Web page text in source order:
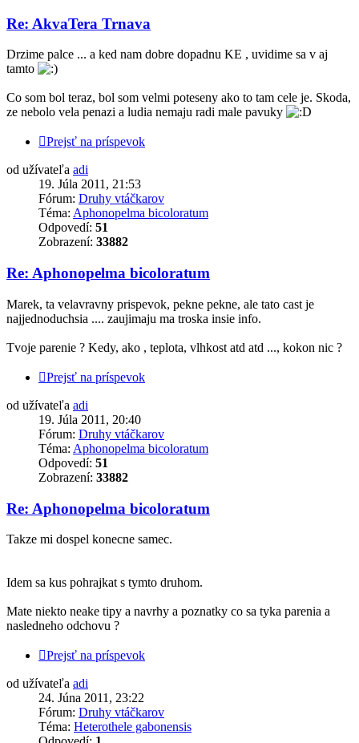
Re: AkvaTera Trnava
Drzime palce ... a ked nam dobre dopadnu KE , uvidime sa v aj
tamto
Co som bol teraz, bol som velmi poteseny ako to tam cele je. Skoda,
ze nebolo vela penazi a ludia nemaju radi male pavuky
Prejsť na príspevok
od užívateľa adi
19. Júla 2011, 21:53
Fórum: Druhy vtáčkarov
Téma: Aphonopelma bicoloratum
Odpovedí: 51
Zobrazení: 33882
Re: Aphonopelma bicoloratum
Marek, ta velavravny prispevok, pekne pekne, ale tato cast je
najjednoduchsia .... zaujimaju ma troska insie info.
Tvoje parenie ? Kedy, ako , teplota, vlhkost atd atd ..., kokon nic ?
Prejsť na príspevok
od užívateľa adi
19. Júla 2011, 20:40
Fórum: Druhy vtáčkarov
Téma: Aphonopelma bicoloratum
Odpovedí: 51
Zobrazení: 33882
Re: Aphonopelma bicoloratum
Takze mi dospel konecne samec.
Idem sa kus pohrajkat s tymto druhom.
Mate niekto neake tipy a navrhy a poznatky co sa tyka parenia a
nasledneho odchovu ?
Prejsť na príspevok
od užívateľa adi
24. Júna 2011, 23:22
Fórum: Druhy vtáčkarov
Téma: Heterothele gabonensis